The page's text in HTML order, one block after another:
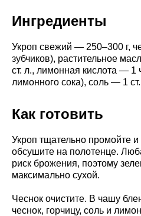
Ингредиенты
Укроп свежий — 250–300 г,
зубчиков), растительное
ст. л., лимонная кислота — 1
лимонного сока), соль — 1
Как готовить
Укроп тщательно промойте
обсушите на полотенце.
риск брожения, поэтому
максимально сухой.
Чеснок очистите. В чашу
чеснок, горчицу, соль и